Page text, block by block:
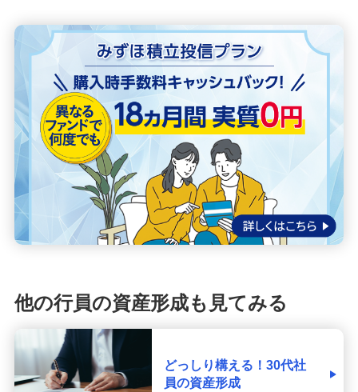
他の行員の資産形成も見てみる
どっしり構える！30代社
員の資産形成